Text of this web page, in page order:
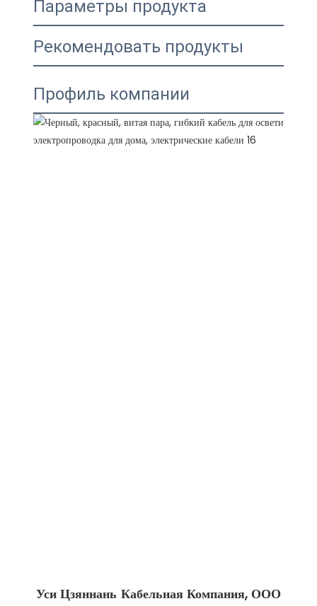
Параметры продукта
Рекомендовать продукты
Профиль компании
Уси Цзяннань Кабельная Компания, ООО